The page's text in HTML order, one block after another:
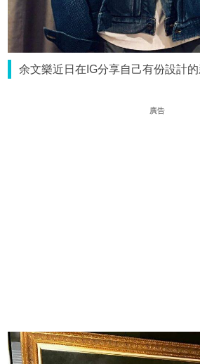
余文樂近日在IG分享自己有份設計的
廣告